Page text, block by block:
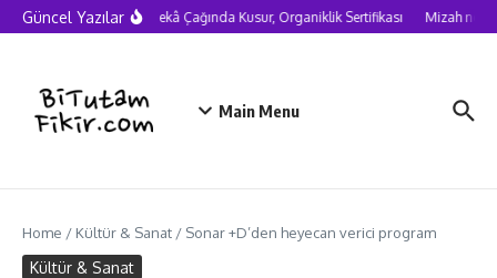
Skip to content
Güncel YazılarYapay Zekâ Çağında Kusur, Organiklik Sertifikası Mizah neden
Main Menu
Home / Kültür & Sanat / Sonar +D’den heyecan verici program
Kültür & Sanat